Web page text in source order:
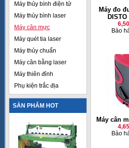
Máy thủy bình điện tử
Máy thủy bình laser
Máy cân mực
Máy quét tia laser
Máy thủy chuẩn
Máy cân bằng laser
Máy thiên đỉnh
Phụ kiện trắc địa
SẢN PHẨM HOT
Máy đo
Bảo
Máy cân
Bảo